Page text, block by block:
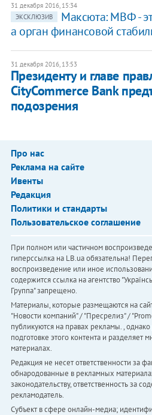
31 декабря 2016, 15:34
ЭКСКЛЮЗИВ
Максюта: МВФ -
а орган финансовой
31 декабря 2016, 13:53
Президенту и главе
CityCommerce Bank
подозрения
Про нас
Реклама на сайте
Ивенты
Редакция
Политики и стандарты
Пользовательское соглашение
При полном или частичном
гиперссылка на LB.ua обязательна!
воспроизведение или иное
содержится ссылка на агентство
Группа" запрещено.
Материалы, которые размещаются на
"Новости компаний" / "Пресрелиз" /
публикуются на правах рекламы. , однако
подготовке этого контента и разделяет
материалах.
Редакция не несет ответственности за
обнародованные в рекламных
законодательству, ответственность за
рекламодатель.
Субъект в сфере онлайн-медиа;